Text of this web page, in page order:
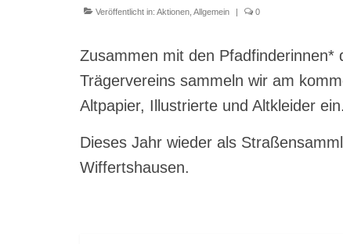
Veröffentlicht in: Aktionen Allgemein | 0
Zusammen mit den
Trägervereins sammeln wir am
Altpapier, Illustrierte und Altkleider ein.
Dieses Jahr wieder als
Wiffertshausen.